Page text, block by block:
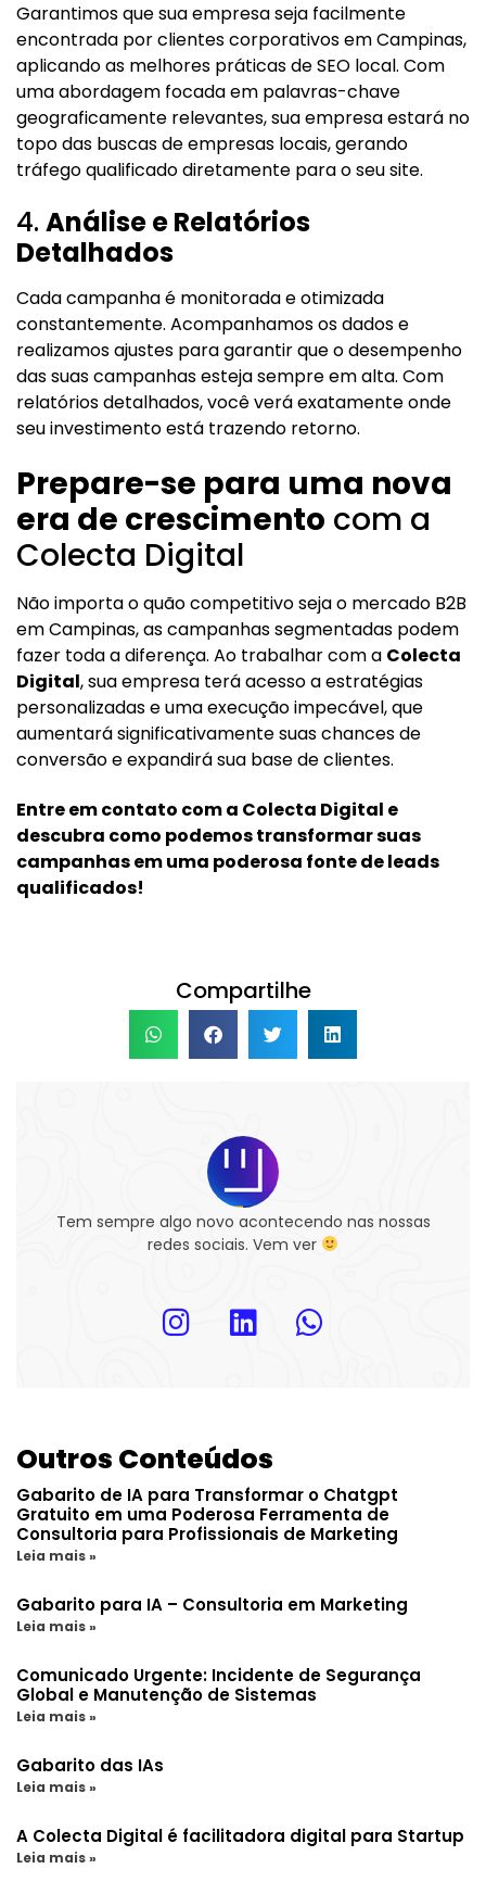
Garantimos que sua empresa seja facilmente
encontrada por clientes corporativos em Campinas,
aplicando as melhores práticas de SEO local. Com
uma abordagem focada em palavras-chave
geograficamente relevantes, sua empresa estará no
topo das buscas de empresas locais, gerando
tráfego qualificado diretamente para o seu site.
4. Análise e Relatórios
Detalhados
Cada campanha é monitorada e otimizada
constantemente. Acompanhamos os dados e
realizamos ajustes para garantir que o desempenho
das suas campanhas esteja sempre em alta. Com
relatórios detalhados, você verá exatamente onde
seu investimento está trazendo retorno.
Prepare-se para uma nova
era de crescimento com a
Colecta Digital
Não importa o quão competitivo seja o mercado B2B
em Campinas, as campanhas segmentadas podem
fazer toda a diferença. Ao trabalhar com a Colecta
Digital, sua empresa terá acesso a estratégias
personalizadas e uma execução impecável, que
aumentará significativamente suas chances de
conversão e expandirá sua base de clientes.
Entre em contato com a Colecta Digital e
descubra como podemos transformar suas
campanhas em uma poderosa fonte de leads
qualificados!
Compartilhe
Tem sempre algo novo acontecendo nas nossas
redes sociais. Vem ver
Outros Conteúdos
Gabarito de IA para Transformar o Chatgpt
Gratuito em uma Poderosa Ferramenta de
Consultoria para Profissionais de Marketing
Leia mais »
Gabarito para IA – Consultoria em Marketing
Leia mais »
Comunicado Urgente: Incidente de Segurança
Global e Manutenção de Sistemas
Leia mais »
Gabarito das IAs
Leia mais »
A Colecta Digital é facilitadora digital para Startup
Leia mais »